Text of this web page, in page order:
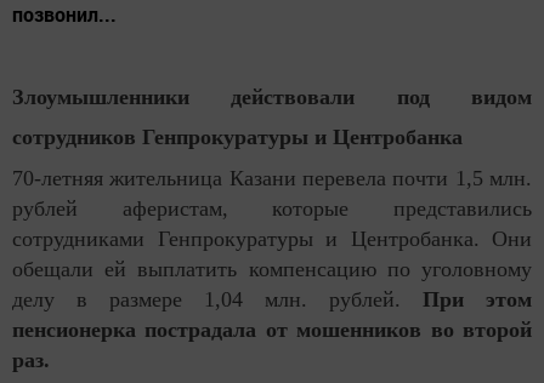
позвонил...
Злоумышленники действовали под видом
сотрудников Генпрокуратуры и Центробанка
70-летняя жительница Казани перевела почти 1,5 млн.
рублей аферистам, которые представились
сотрудниками Генпрокуратуры и Центробанка. Они
обещали ей выплатить компенсацию по уголовному
делу в размере 1,04 млн. рублей. При этом
пенсионерка пострадала от мошенников во второй
раз.